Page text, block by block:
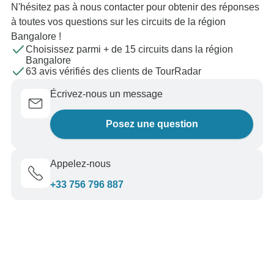
N'hésitez pas à nous contacter pour obtenir des réponses
à toutes vos questions sur les circuits de la région
Bangalore !
Choisissez parmi + de 15 circuits dans la région
Bangalore
63 avis vérifiés des clients de TourRadar
Écrivez-nous un message
Posez une question
Appelez-nous
+33 756 796 887